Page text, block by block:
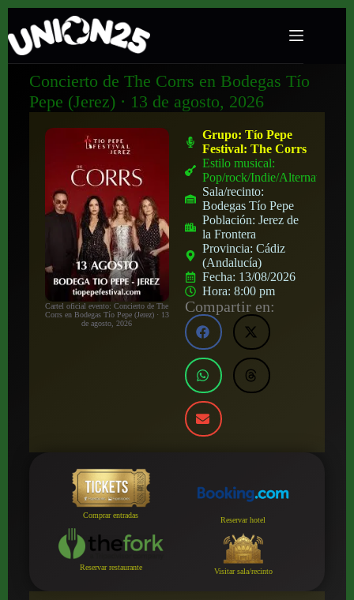
Concierto de The Corrs en Bodegas Tío
Pepe (Jerez) · 13 de agosto, 2026
Cartel oficial evento: Concierto de The
Corrs en Bodegas Tío Pepe (Jerez) · 13
de agosto, 2026
Grupo:Tío Pepe
Festival: The Corrs
Estilo musical:
Pop/rock/Indie/Alternativo
Sala/recinto:
Bodegas Tío Pepe
Población:Jerez de
la Frontera
Provincia:Cádiz
(Andalucía)
Fecha: 13/08/2026
Hora:8:00 pm
Compartir en:
Comprar entradas
Reservar hotel
Reservar restaurante Visitar sala/recinto